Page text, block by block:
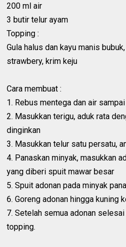
200 ml air
3 butir telur ayam
Topping :
Gula halus dan kayu manis
strawbery, krim keju
Cara membuat :
1. Rebus mentega dan air
2. Masukkan terigu, aduk rata
dinginkan
3. Masukkan telur satu persatu,
4. Panaskan minyak, masukkan
yang diberi spuit mawar besar
5. Spuit adonan pada minyak
6. Goreng adonan hingga kuning
7. Setelah semua adonan
topping.